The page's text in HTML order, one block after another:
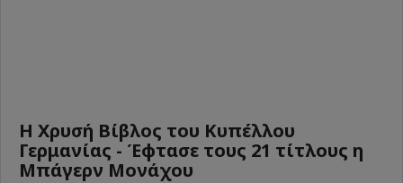
Η Χρυσή Βίβλος του Κυπέλλου
Γερμανίας - Έφτασε τους 21 τίτλους η
Μπάγερν Μονάχου